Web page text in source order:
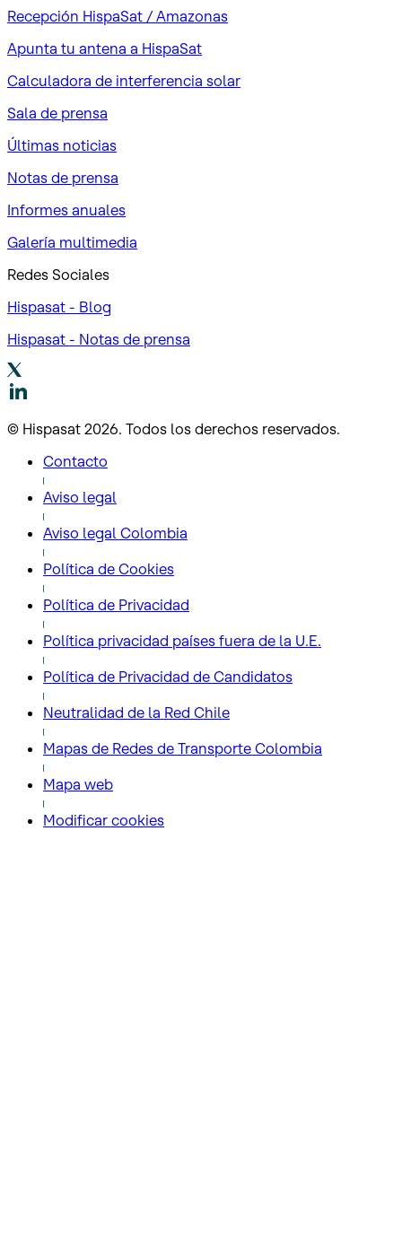
Recepción HispaSat / Amazonas
Apunta tu antena a HispaSat
Calculadora de interferencia solar
Sala de prensa
Últimas noticias
Notas de prensa
Informes anuales
Galería multimedia
Redes Sociales
Hispasat - Blog
Hispasat - Notas de prensa
© Hispasat 2026. Todos los derechos reservados.
Contacto
Aviso legal
Aviso legal Colombia
Política de Cookies
Política de Privacidad
Política privacidad países fuera de la U.E.
Política de Privacidad de Candidatos
Neutralidad de la Red Chile
Mapas de Redes de Transporte Colombia
Mapa web
Modificar cookies